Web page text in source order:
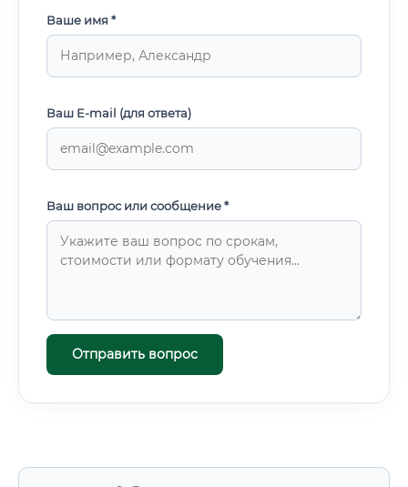
Ваше имя *
Ваш E-mail (для ответа)
Ваш вопрос или сообщение *
Отправить вопрос